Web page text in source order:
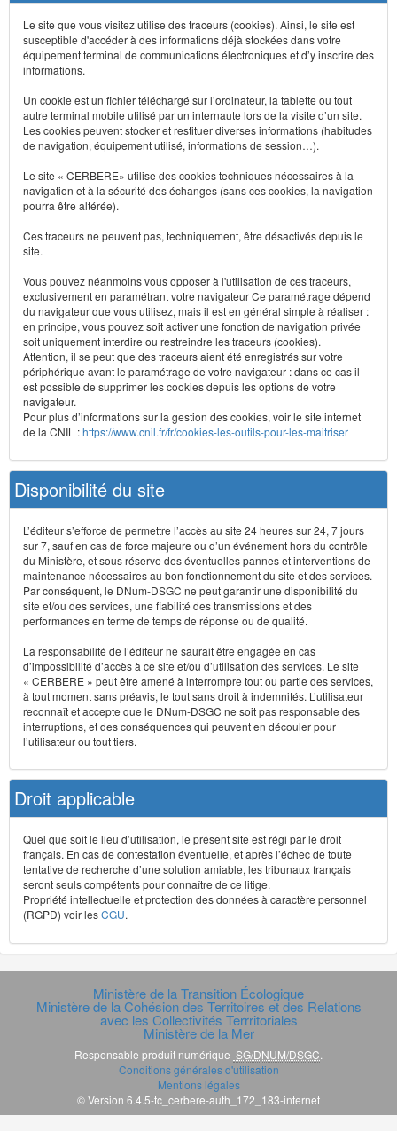
Le site que vous visitez utilise des traceurs (cookies). Ainsi, le site est
susceptible d'accéder à des informations déjà stockées dans votre
équipement terminal de communications électroniques et d’y inscrire des
informations.
Un cookie est un fichier téléchargé sur l’ordinateur, la tablette ou tout
autre terminal mobile utilisé par un internaute lors de la visite d’un site.
Les cookies peuvent stocker et restituer diverses informations (habitudes
de navigation, équipement utilisé, informations de session…).
Le site « CERBERE» utilise des cookies techniques nécessaires à la
navigation et à la sécurité des échanges (sans ces cookies, la navigation
pourra être altérée).
Ces traceurs ne peuvent pas, techniquement, être désactivés depuis le
site.
Vous pouvez néanmoins vous opposer à l'utilisation de ces traceurs,
exclusivement en paramétrant votre navigateur Ce paramétrage dépend
du navigateur que vous utilisez, mais il est en général simple à réaliser :
en principe, vous pouvez soit activer une fonction de navigation privée
soit uniquement interdire ou restreindre les traceurs (cookies).
Attention, il se peut que des traceurs aient été enregistrés sur votre
périphérique avant le paramétrage de votre navigateur : dans ce cas il
est possible de supprimer les cookies depuis les options de votre
navigateur.
Pour plus d’informations sur la gestion des cookies, voir le site internet
de la CNIL :https://www.cnil.fr/fr/cookies-les-outils-pour-les-maitriser
Disponibilité du site
L’éditeur s’efforce de permettre l’accès au site 24 heures sur 24, 7 jours
sur 7, sauf en cas de force majeure ou d’un événement hors du contrôle
du Ministère, et sous réserve des éventuelles pannes et interventions de
maintenance nécessaires au bon fonctionnement du site et des services.
Par conséquent, le DNum-DSGC ne peut garantir une disponibilité du
site et/ou des services, une fiabilité des transmissions et des
performances en terme de temps de réponse ou de qualité.
La responsabilité de l’éditeur ne saurait être engagée en cas
d’impossibilité d’accès à ce site et/ou d’utilisation des services. Le site
« CERBERE » peut être amené à interrompre tout ou partie des services,
à tout moment sans préavis, le tout sans droit à indemnités. L’utilisateur
reconnaît et accepte que le DNum-DSGC ne soit pas responsable des
interruptions, et des conséquences qui peuvent en découler pour
l’utilisateur ou tout tiers.
Droit applicable
Quel que soit le lieu d’utilisation, le présent site est régi par le droit
français. En cas de contestation éventuelle, et après l’échec de toute
tentative de recherche d’une solution amiable, les tribunaux français
seront seuls compétents pour connaître de ce litige.
Propriété intellectuelle et protection des données à caractère personnel
(RGPD) voir lesCGU.
Ministère de la Transition Écologique
Ministère de la Cohésion des Territoires et des Relations
avec les Collectivités Terrritoriales
Ministère de la Mer
Responsable produit numérique SG/DNUM/DSGC
Conditions générales d'utilisation
Mentions légales
© Version 6.4.5-tc_cerbere-auth_172_183-internet